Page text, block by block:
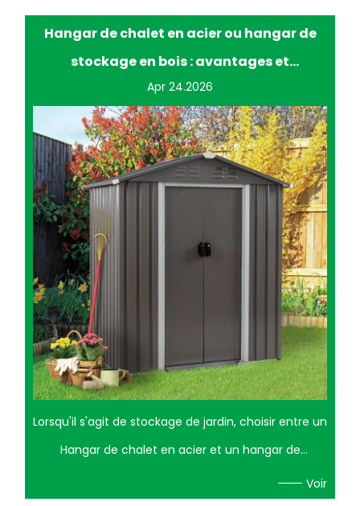
Hangar de chalet en acier ou hangar de
stockage en bois : avantages et
inconvénients
Apr 24.2026
Lorsqu'il s'agit de stockage de jardin, choisir entre un
Hangar de chalet en acier et un hangar de
stockage en bois peut être une décision difficile. Les
Voir